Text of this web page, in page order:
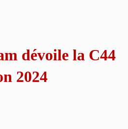
dévoile la C44
2024